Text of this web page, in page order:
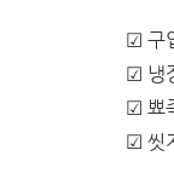
☑ 구
☑ 냉
☑ 뾰
☑ 씻